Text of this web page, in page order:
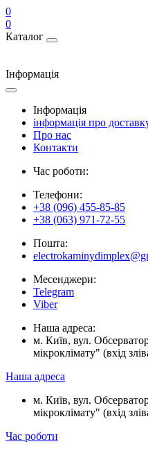
0
0
Каталог
Інформація
Інформація
інформація про
Про нас
Контакти
Час роботи:
Телефони:
+38 (096) 455-85-85
+38 (063) 971-72-55
Пошта:
Месенджери:
Telegram
Viber
Наша адреса:
м. Київ, вул.
мікроклімату" (вхід
Наша адреса
м. Київ, вул.
мікроклімату" (вхід
Час роботи